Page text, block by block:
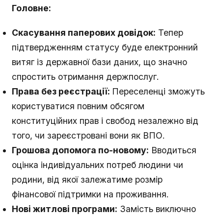
Головне:
Скасування паперових довідок: Тепер
підтвердженням статусу буде електронний
витяг із державної бази даних, що значно
спростить отримання держпослуг.
Права без реєстрації: Переселенці зможуть
користуватися повним обсягом
конституційних прав і свобод незалежно від
того, чи зареєстровані вони як ВПО.
Грошова допомога по-новому: Вводиться
оцінка індивідуальних потреб людини чи
родини, від якої залежатиме розмір
фінансової підтримки на проживання.
Нові житлові програми: Замість виключно